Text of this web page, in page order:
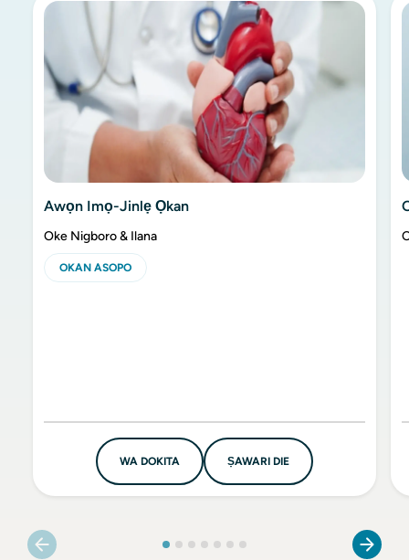
Awọn Imọ-Jinlẹ Ọkan
Oke Nigboro & Ilana
OKAN ASOPO
WA DOKITA ṢAWARI DIE